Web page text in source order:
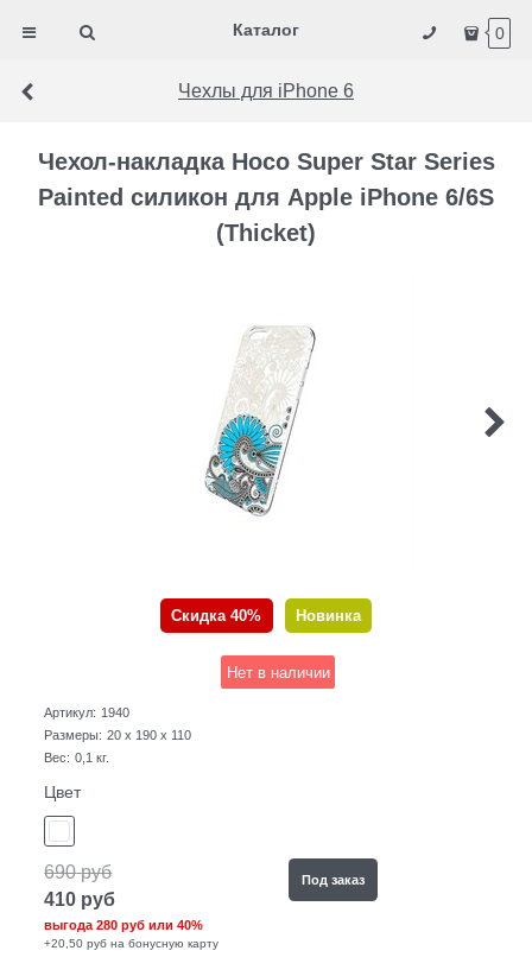
Каталог 0
Чехлы для iPhone 6
Чехол-накладка Hoco Super Star Series
Painted силикон для Apple iPhone 6/6S
(Thicket)
Скидка 40% Новинка
Нет в наличии
Артикул: 1940
Размеры: 20 x 190 x 110
Вес: 0,1 кг.
Цвет
690 руб
410 руб
выгода280 руб или40%
+20,50 руб на бонусную карту
Под заказ